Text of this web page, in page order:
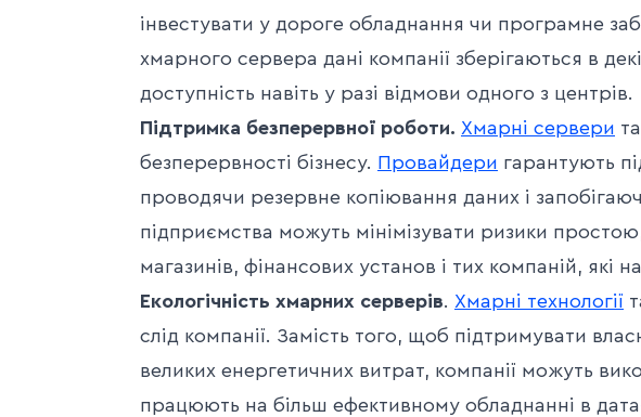
інвестувати у дороге обладнання чи програмне
хмарного сервера дані компанії зберігаються в
доступність навіть у разі відмови одного з центрів.
Підтримка безперервної роботи. Хмарні сервери
безперервності бізнесу. Провайдери гарантують
проводячи резервне копіювання даних і
підприємства можуть мінімізувати ризики
магазинів, фінансових установ і тих компаній, які
Екологічність хмарних серверів. Хмарні технології
слід компанії. Замість того, щоб підтримувати
великих енергетичних витрат, компанії можуть
працюють на більш ефективному обладнанні в